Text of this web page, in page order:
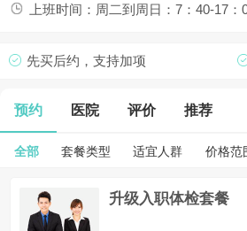
上班时间：周二到周日：7：40-17：
先买后约，支持加项
预约 医院 评价 推荐
全部 套餐类型 适宜人群 价格范
升级入职体检套餐